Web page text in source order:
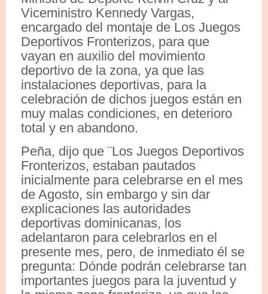
Viceministro Kennedy Vargas,
encargado del montaje de Los Juegos
Deportivos Fronterizos, para que
vayan en auxilio del movimiento
deportivo de la zona, ya que las
instalaciones deportivas, para la
celebración de dichos juegos están en
muy malas condiciones, en deterioro
total y en abandono.
Peña, dijo que ¨Los Juegos Deportivos
Fronterizos, estaban pautados
inicialmente para celebrarse en el mes
de Agosto, sin embargo y sin dar
explicaciones las autoridades
deportivas dominicanas, los
adelantaron para celebrarlos en el
presente mes, pero, de inmediato él se
pregunta: Dónde podrán celebrarse tan
importantes juegos para la juventud y